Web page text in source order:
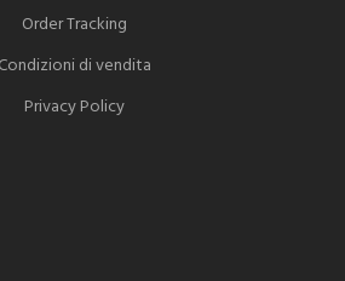
Order Tracking
Condizioni di vendita
Privacy Policy